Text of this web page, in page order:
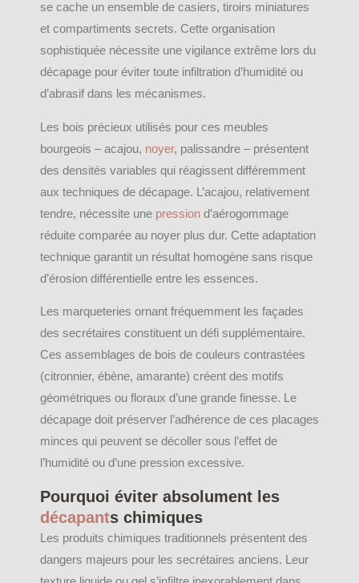
se cache un ensemble de casiers, tiroirs miniatures
et compartiments secrets. Cette organisation
sophistiquée nécessite une vigilance extrême lors du
décapage pour éviter toute infiltration d’humidité ou
d’abrasif dans les mécanismes.
Les bois précieux utilisés pour ces meubles
bourgeois – acajou, noyer, palissandre – présentent
des densités variables qui réagissent différemment
aux techniques de décapage. L’acajou, relativement
tendre, nécessite une pression d’aérogommage
réduite comparée au noyer plus dur. Cette adaptation
technique garantit un résultat homogène sans risque
d’érosion différentielle entre les essences.
Les marqueteries ornant fréquemment les façades
des secrétaires constituent un défi supplémentaire.
Ces assemblages de bois de couleurs contrastées
(citronnier, ébène, amarante) créent des motifs
géométriques ou floraux d’une grande finesse. Le
décapage doit préserver l’adhérence de ces placages
minces qui peuvent se décoller sous l’effet de
l’humidité ou d’une pression excessive.
Pourquoi éviter absolument les
décapants chimiques
Les produits chimiques traditionnels présentent des
dangers majeurs pour les secrétaires anciens. Leur